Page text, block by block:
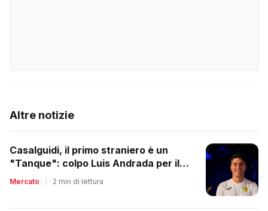
Altre notizie
Casalguidi, il primo straniero è un
"Tanque": colpo Luis Andrada per il
debutto in C1
Mercato 2 min di lettura